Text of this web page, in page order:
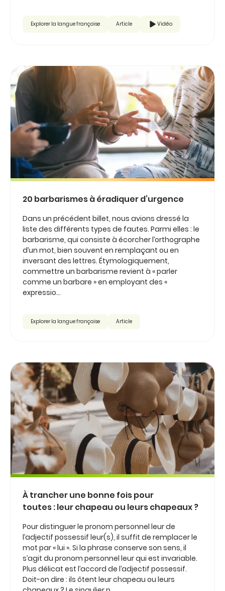
Explorer la langue française Article Vidéo
20 barbarismes à éradiquer d’urgence
Dans un précédent billet, nous avions dressé la
liste des différents types de fautes. Parmi elles : le
barbarisme, qui consiste à écorcher l’orthographe
d’un mot, bien souvent en remplaçant ou en
inversant des lettres. Étymologiquement,
commettre un barbarisme revient à « parler
comme un barbare » en employant des «
expressio...
Explorer la langue française Article
À trancher une bonne fois pour
toutes : leur chapeau ou leurs chapeaux ?
Pour distinguer le pronom personnel leur de
l’adjectif possessif leur(s), il suffit de remplacer le
mot par « lui ». Si la phrase conserve son sens, il
s’agit du pronom personnel leur qui est invariable.
Plus délicat est l’accord de l’adjectif possessif.
Doit-on dire : ils ôtent leur chapeau ou leurs